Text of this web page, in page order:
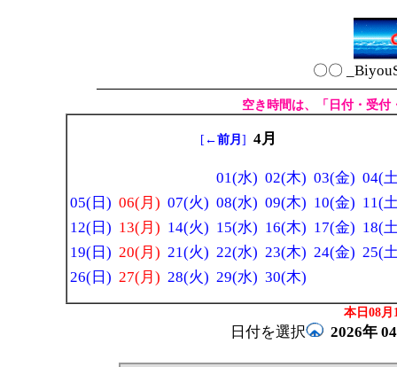
〇〇
空き時間は、「日付・受
[ ←前月 ] 4月
01(水) 02(木) 03(金) 04(
05(日) 06(月) 07(火) 08(水) 09(木) 10(金) 11(
12(日) 13(月) 14(火) 15(水) 16(木) 17(金) 18(
19(日) 20(月) 21(火) 22(水) 23(木) 24(金) 25(
26(日) 27(月) 28(火) 29(水) 30(木)
本日08月
日付を選択 2026年